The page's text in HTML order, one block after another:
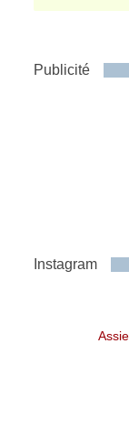
Publicité
Instagram